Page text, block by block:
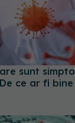
sunt
ce ar fi